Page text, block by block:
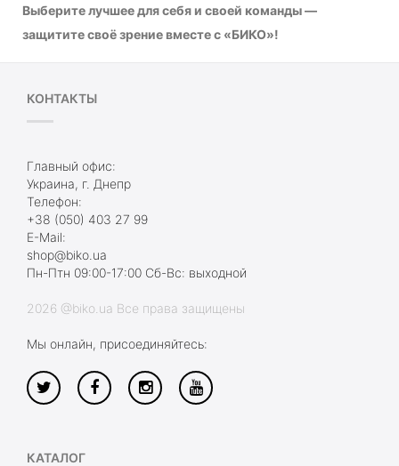
Выберите лучшее для себя и своей команды —
защитите своё зрение вместе с «БИКО»!
КОНТАКТЫ
Главный офис:
Украина, г. Днепр
Телефон:
+38 (050) 403 27 99
E-Mail:
shop@biko.ua
Пн-Птн 09:00-17:00 Сб-Вс: выходной
2026 @biko.ua Все права защищены
Мы онлайн, присоединяйтесь:
КАТАЛОГ